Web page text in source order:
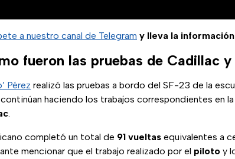
a nuestro canal de Telegram y lleva la
fueron las pruebas de Cadillac
Pérez realizó las pruebas a bordo del SF-23 de la
continúan haciendo los trabajos correspondientes en
.
completó un total de 91 vueltas equivalentes a
mencionar que el trabajo realizado por el piloto y